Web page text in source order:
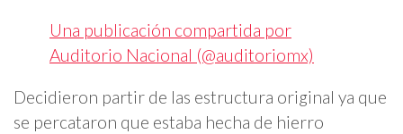
Una publicación compartida por
Auditorio Nacional (@auditoriomx)
Decidieron partir de las estructura original ya que
se percataron que estaba hecha de hierro